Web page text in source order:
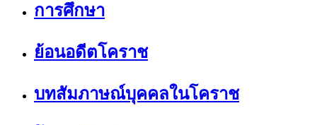
การศึกษา
ย้อนอดีตโคราช
บทสัมภาษณ์บุคคลในโคราช